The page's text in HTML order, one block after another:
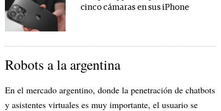
cinco cámaras en sus iPhone
Robots a la argentina
En el mercado argentino, donde la penetración de chatbots
y asistentes virtuales es muy importante, el usuario se